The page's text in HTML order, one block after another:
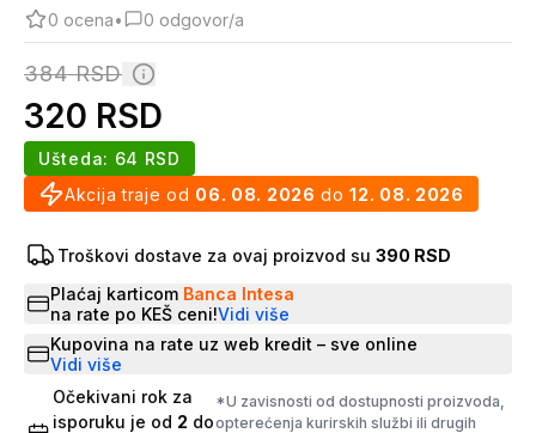
0 ocena• 0 odgovor/a
384 RSD
320 RSD
Akcija traje od 06. 08. 2026 do 12. 08. 2026
Ušteda: 64 RSD
Troškovi dostave za ovaj proizvod su 390 RSD
Plaćaj karticom Banca Intesa
na rate po KEŠ ceni!Vidi više
Kupovina na rate uz web kredit – sve online
Vidi više
Očekivani rok za
isporuku je od 2 do
*U zavisnosti od dostupnosti proizvoda,
opterećenja kurirskih službi ili drugih